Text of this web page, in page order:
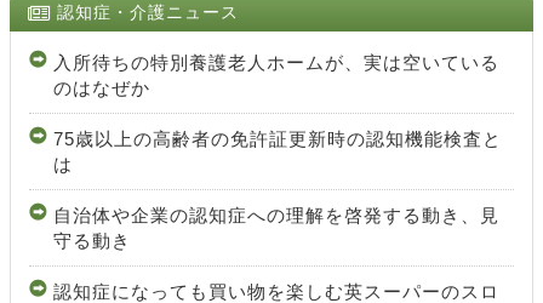
認知症・介護ニュース
入所待ちの特別養護老人ホームが、実は空いている
のはなぜか
75歳以上の高齢者の免許証更新時の認知機能検査と
は
自治体や企業の認知症への理解を啓発する動き、見
守る動き
認知症になっても買い物を楽しむ英スーパーのスロ